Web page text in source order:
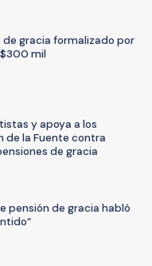
de gracia formalizado por
mil
y apoya a los
de la Fuente contra
de gracia
pensión de gracia habló